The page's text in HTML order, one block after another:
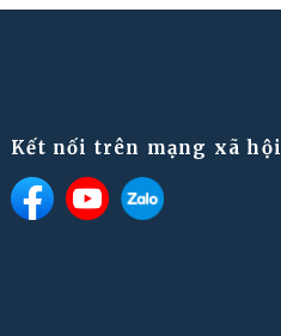
Kết nối trên mạng xã hội